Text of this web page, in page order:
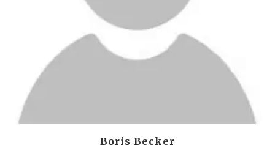
Boris Becker